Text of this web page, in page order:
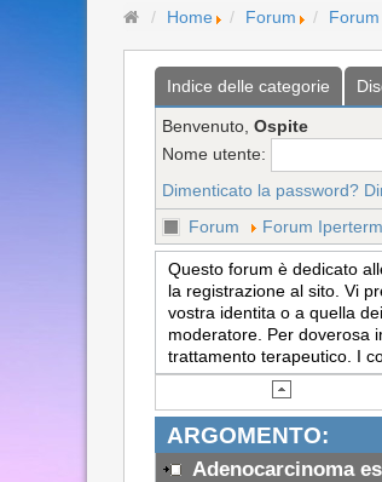
Home Forum
Indice delle categorie
Benvenuto, Ospite
Nome utente:
Dimenticato la password?
Forum
Forum
Questo forum è dedicato
la registrazione al sito. Vi
vostra identita o a quella
moderatore. Per doverosa
trattamento terapeutico. I
ARGOMENTO:
Adenocarcinoma